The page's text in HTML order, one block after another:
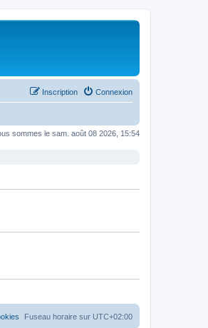
Connexion
Inscription
sommes le sam. août 08 2026, 15:54
Fuseau horaire sur UTC+02:00